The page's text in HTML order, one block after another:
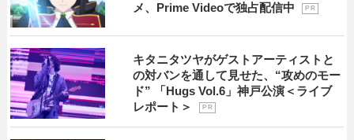
メ、Prime Videoで独占配信中
P R
キタニタツヤがゲストアーティストと
の対バンを通して見せた、“攻めのモー
ド” 「Hugs Vol.6」神戸公演＜ライブ
レポート＞
P R